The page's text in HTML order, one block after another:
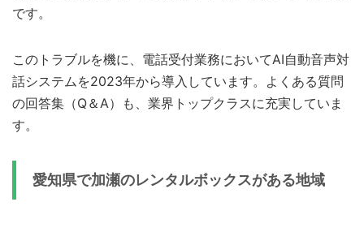
です。
このトラブルを機に、電話受付業務においてAI自動音声対
話システムを2023年から導入しています。よくある質問
の回答集（Q＆A）も、業界トップクラスに充実していま
す。
愛知県で加瀬のレンタルボックスがある地域